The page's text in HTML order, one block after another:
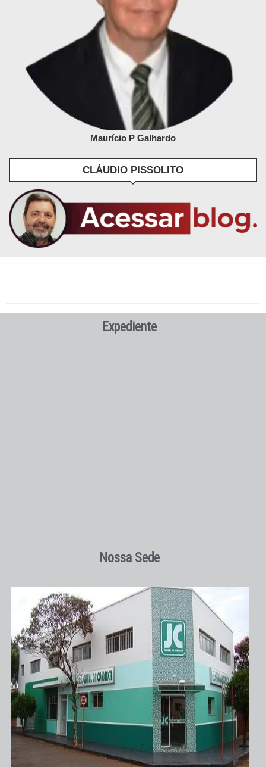
Maurício P Galhardo
CLÁUDIO PISSOLITO
Expediente
Nossa Sede